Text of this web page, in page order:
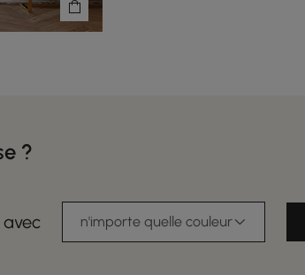
?
avec n'importe quelle couleur